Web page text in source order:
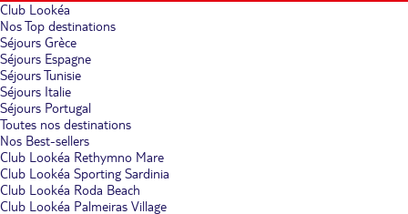
Club Lookéa
Nos Top destinations
Séjours Grèce
Séjours Espagne
Séjours Tunisie
Séjours Italie
Séjours Portugal
Toutes nos destinations
Nos Best-sellers
Club Lookéa Rethymno Mare
Club Lookéa Sporting Sardinia
Club Lookéa Roda Beach
Club Lookéa Palmeiras Village